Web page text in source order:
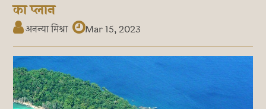
का प्लान
अनन्या मिश्रा Mar 15, 2023